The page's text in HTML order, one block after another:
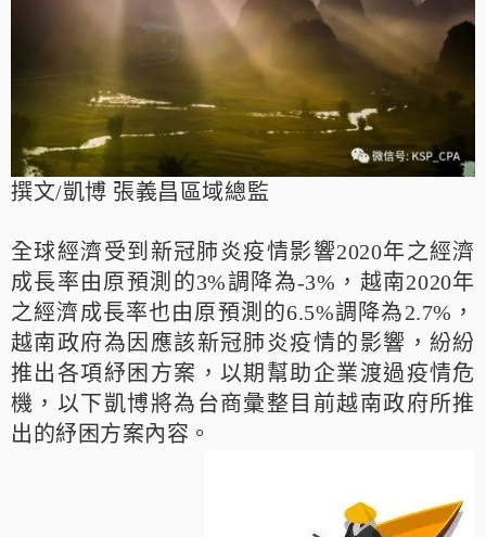
撰文/凱博 張義昌區域總監
全球經濟受到新冠肺炎疫情影響2020年之經濟
成長率由原預測的3%調降為-3%，越南2020年
之經濟成長率也由原預測的6.5%調降為2.7%，
越南政府為因應該新冠肺炎疫情的影響，紛紛
推出各項紓困方案，以期幫助企業渡過疫情危
機，以下凱博將為台商彙整目前越南政府所推
出的紓困方案內容。